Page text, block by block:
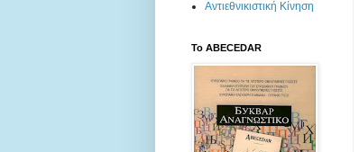
Αντιεθνικιστική Κίνηση
To ABECEDAR